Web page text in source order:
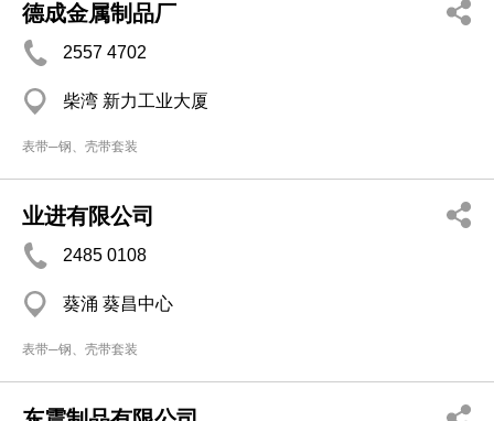
德成金属制品厂
2557 4702
柴湾 新力工业大厦
表带─钢、壳带套装
业进有限公司
2485 0108
葵涌 葵昌中心
表带─钢、壳带套装